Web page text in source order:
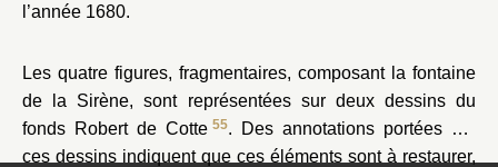
l’année 1680.
Les quatre figures, fragmentaires, composant la fontaine
de la Sirène, sont représentées sur deux dessins du
fonds Robert de Cotte 55. Des annotations portées sur
ces dessins indiquent que ces éléments sont à restaurer,